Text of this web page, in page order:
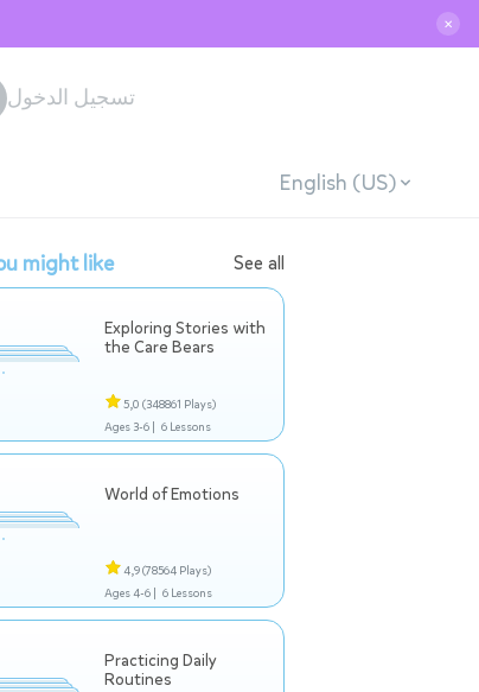
✕
تسجيل الدخول
English (US)
might like See all
Exploring Stories with
the Care Bears
5,0 (348861 Plays)
Ages 3-6 | 6 Lessons
World of Emotions
4,9(78564 Plays)
Ages 4-6 | 6 Lessons
Practicing Daily
Routines